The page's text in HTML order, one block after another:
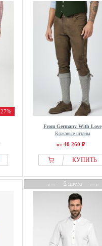
From Germany With Love
Кожаные штаны
от 40 260 ₽
КУПИТЬ
←2 цвета→